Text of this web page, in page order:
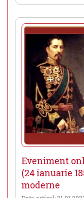
Eveniment
(24 ianuarie
moderne